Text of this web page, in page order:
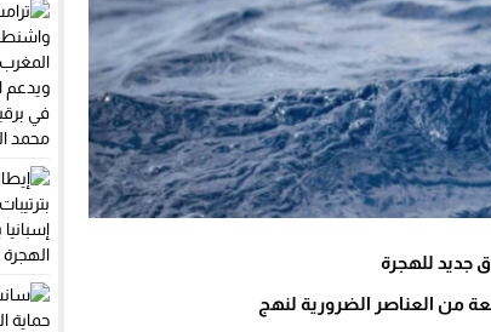
جديد للهجرة
من العناصر الضرورية لنهج